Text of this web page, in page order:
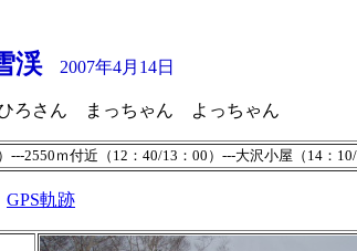
渓2007年4月14日
ろさん まっちゃん よっちゃん
2550ｍ付近（12：40/13：00）---大沢小屋（14：10/
GPS軌跡